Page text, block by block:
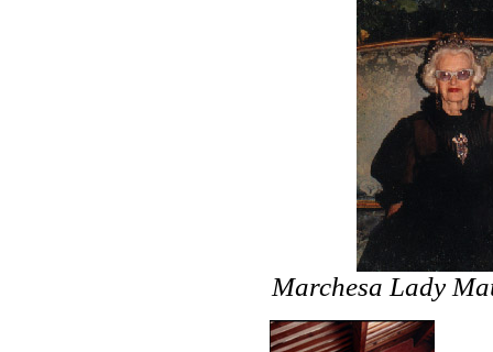
Marchesa Lady